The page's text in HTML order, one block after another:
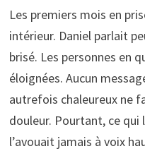
Les premiers mois en
intérieur. Daniel parlait
brisé. Les personnes en
éloignées. Aucun
autrefois chaleureux ne
douleur. Pourtant, ce qui
l’avouait jamais à voix